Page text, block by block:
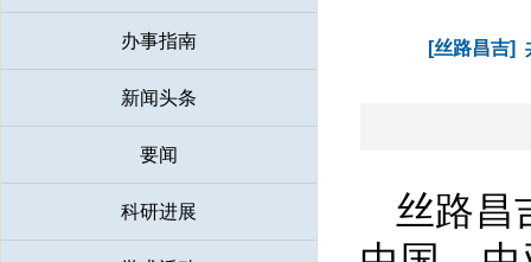
办事指南
新闻头条
要闻
科研进展
[丝路昌吉]
丝路昌